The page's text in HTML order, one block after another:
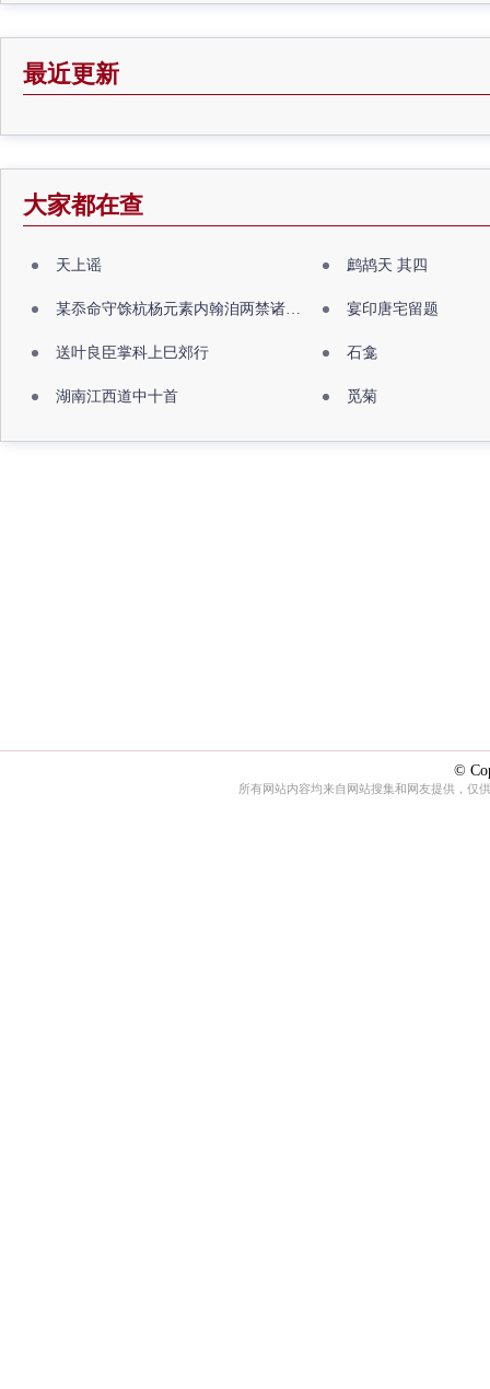
最近更新
大家都在查
天上谣 鹧鸪天 其四
某忝命守馀杭杨元素内翰洎两禁诸公出祖佛寺 宴印唐宅留题
送叶良臣掌科上巳郊行 石龛
湖南江西道中十首 觅菊
©
所有网站内容均来自网站搜集和网友提供，仅